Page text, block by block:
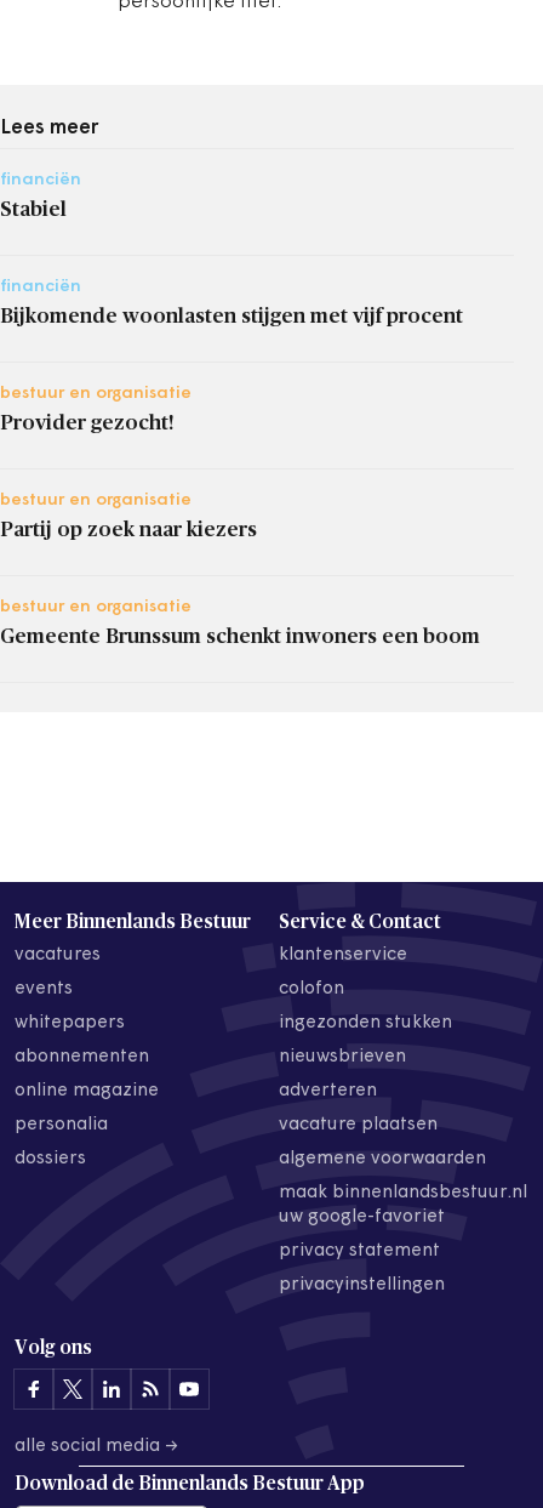
Lees meer
financiën
Stabiel
financiën
Bijkomende woonlasten stijgen met vijf procent
bestuur en organisatie
Provider gezocht!
bestuur en organisatie
Partij op zoek naar kiezers
bestuur en organisatie
Gemeente Brunssum schenkt inwoners een boom
Meer Binnenlands Bestuur
vacatures
events
whitepapers
abonnementen
online magazine
personalia
dossiers
Service & Contact
klantenservice
colofon
ingezonden stukken
nieuwsbrieven
adverteren
vacature plaatsen
algemene voorwaarden
maak binnenlandsbestuur.nl
uw google-favoriet
privacy statement
privacyinstellingen
Volg ons
alle social media →
Download de Binnenlands Bestuur App